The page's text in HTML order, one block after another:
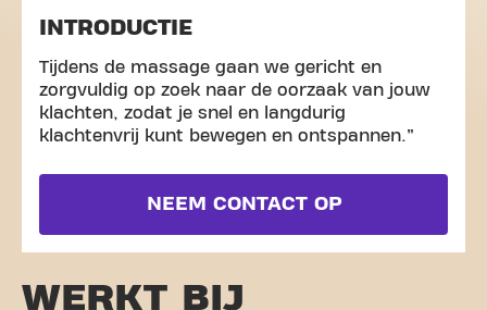
INTRODUCTIE
Tijdens de massage gaan we gericht en
zorgvuldig op zoek naar de oorzaak van jouw
klachten, zodat je snel en langdurig
klachtenvrij kunt bewegen en ontspannen.”
NEEM CONTACT OP
WERKT BIJ